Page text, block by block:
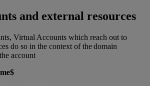
and external resources
Virtual Accounts which reach out to
do so in the context of the domain
account